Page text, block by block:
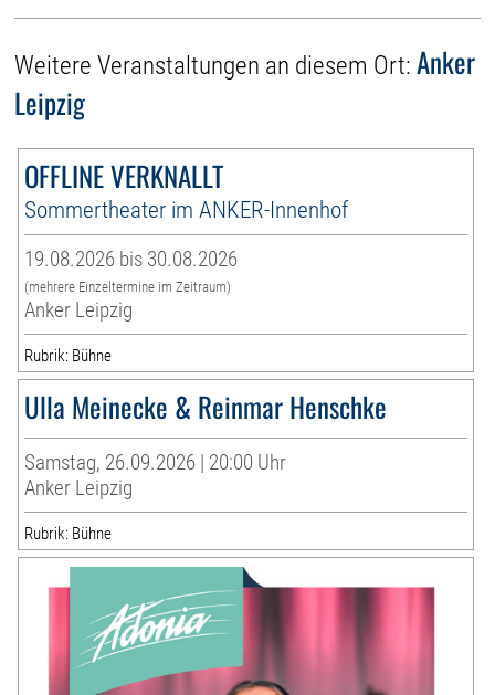
Weitere Veranstaltungen an diesem Ort:Anker
Leipzig
OFFLINE VERKNALLT
Sommertheater im ANKER-Innenhof
19.08.2026 bis 30.08.2026
(mehrere Einzeltermine im Zeitraum)
Anker Leipzig
Rubrik: Bühne
Ulla Meinecke & Reinmar Henschke
Samstag, 26.09.2026 | 20:00 Uhr
Anker Leipzig
Rubrik: Bühne